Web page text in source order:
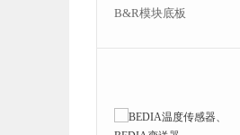
AVCO止回阀、AVCO高性